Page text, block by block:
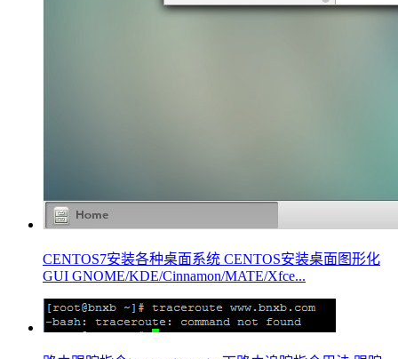
CENTOS7安装各种桌面系统 CENTOS安装桌面图形化
GUI GNOME/KDE/Cinnamon/MATE/Xfce...